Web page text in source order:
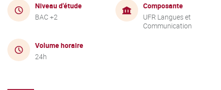
Niveau d'étude
BAC +2
Composante
UFR Langues et
Communication
Volume horaire
24h